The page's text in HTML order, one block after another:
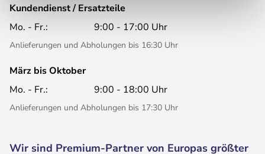
Kundendienst / Ersatzteile
Anlieferungen und Abholungen bis 16:30 Uhr
Mo. - Fr.: 9:00 - 17:00 Uhr
März bis Oktober
Anlieferungen und Abholungen bis 17:30 Uhr
Mo. - Fr.: 9:00 - 18:00 Uhr
Wir sind Premium-Partner von Europas größter